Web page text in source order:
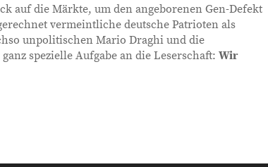
auf die Märkte, um den angeborenen Gen-Defekt
vermeintliche deutsche Patrioten als
unpolitischen Mario Draghi und die
spezielle Aufgabe an die Leserschaft:Wir